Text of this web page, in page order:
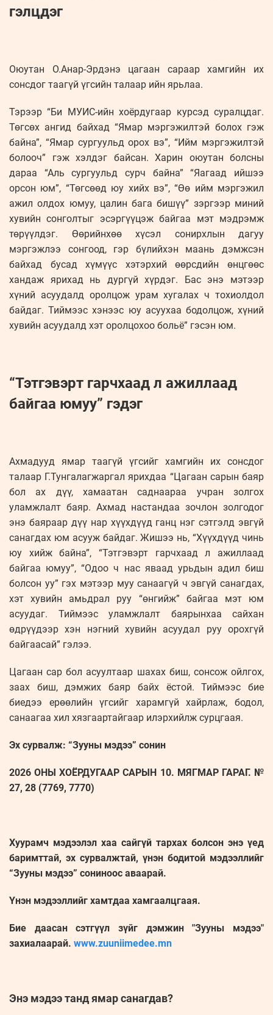
гэлцдэг
Оюутан О.Анар-Эрдэнэ цагаан сараар хамгийн их
сонсдог таагүй үгсийн талаар ийн ярьлаа.
Тэрээр “Би МУИС-ийн хоёрдугаар курсэд суралцдаг.
Төгсөх ангид байхад “Ямар мэргэжилтэй болох гэж
байна”, “Ямар сургуульд орох вэ”, “Ийм мэргэжилтэй
болооч” гэж хэлдэг байсан. Харин оюутан болсны
дараа “Аль сургуульд сурч байна” “Яагаад ийшээ
орсон юм”, “Төгсөөд юу хийх вэ”, “Өө ийм мэргэжил
ажил олдох юмуу, цалин бага бишүү” зэргээр миний
хувийн сонголтыг эсэргүүцэж байгаа мэт мэдрэмж
төрүүлдэг. Өөрийнхөө хүсэл сонирхлын дагуу
мэргэжлээ сонгоод, гэр бүлийхэн маань дэмжсэн
байхад бусад хүмүүс хэтэрхий өөрсдийн өнцгөөс
хандаж ярихад нь дургүй хүрдэг. Бас энэ мэтээр
хүний асуудалд оролцож урам хугалах ч тохиолдол
байдаг. Тиймээс хэнээс юу асуухаа бодолцож, хүний
хувийн асуудалд хэт оролцохоо больё” гэсэн юм.
“Тэтгэвэрт гарчхаад л ажиллаад
байгаа юмуу” гэдэг
Ахмадууд ямар таагүй үгсийг хамгийн их сонсдог
талаар Г.Тунгалагжаргал ярихдаа “Цагаан сарын баяр
бол ах дүү, хамаатан саднаараа учран золгох
уламжлалт баяр. Ахмад настандаа зочлон золгодог
энэ баяраар дүү нар хүүхдүүд ганц нэг сэтгэлд эвгүй
санагдах юм асууж байдаг. Жишээ нь, “Хүүхдүүд чинь
юу хийж байна”, “Тэтгэвэрт гарчхаад л ажиллаад
байгаа юмуу”, “Одоо ч нас яваад урьдын адил биш
болсон уу” гэх мэтээр муу санаагүй ч эвгүй санагдах,
хэт хувийн амьдрал руу “өнгийж” байгаа мэт юм
асуудаг. Тиймээс уламжлалт баярынхаа сайхан
өдрүүдээр хэн нэгний хувийн асуудал руу орохгүй
байгаасай” гэлээ.
Цагаан сар бол асуултаар шахах биш, сонсож ойлгох,
заах биш, дэмжих баяр байх ёстой. Тиймээс бие
биедээ ерөөлийн үгсийг харамгүй хайрлаж, бодол,
санаагаа хил хязгаартайгаар илэрхийлж сурцгаая.
Эх сурвалж: “Зууны мэдээ” сонин
2026 ОНЫ ХОЁРДУГААР САРЫН 10. МЯГМАР ГАРАГ. №
27, 28 (7769, 7770)
Хуурамч мэдээлэл хаа сайгүй тархах болсон энэ үед
баримттай, эх сурвалжтай, үнэн бодитой мэдээллийг
“Зууны мэдээ” сониноос аваарай.
Үнэн мэдээллийг хамтдаа хамгаалцгаая.
Бие даасан сэтгүүл зүйг дэмжин "Зууны мэдээ"
захиалаарай. www.zuuniimedee.mn
Энэ мэдээ танд ямар санагдав?